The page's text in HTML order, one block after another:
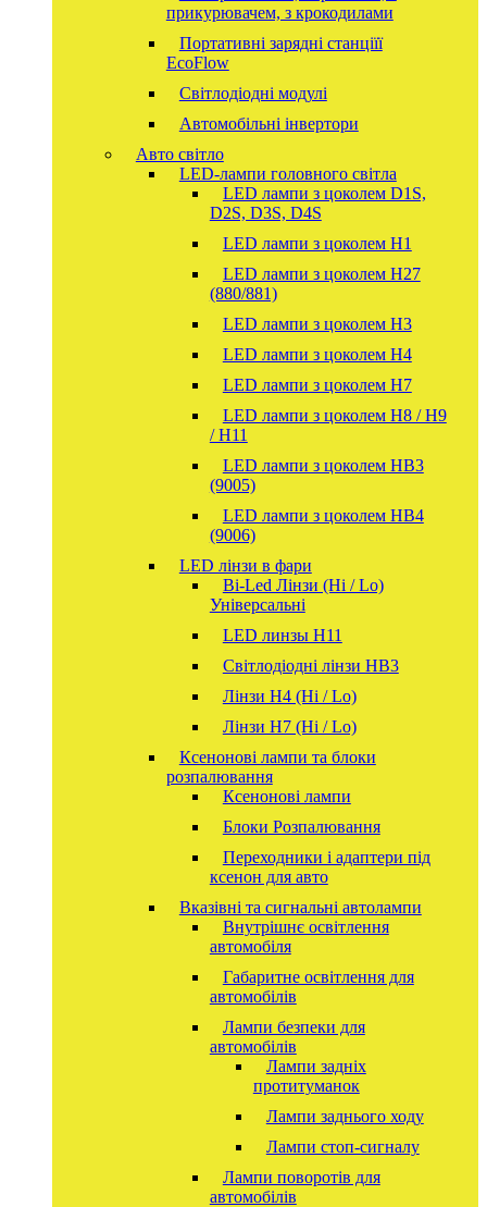
прикурювачем, з крокодилами
Портативні зарядні станціїї
EcoFlow
Світлодіодні модулі
Автомобільні інвертори
Авто світло
LED-лампи головного світла
LED лампи з цоколем D1S,
D2S, D3S, D4S
LED лампи з цоколем H1
LED лампи з цоколем H27
(880/881)
LED лампи з цоколем H3
LED лампи з цоколем H4
LED лампи з цоколем H7
LED лампи з цоколем H8 / H9
/ H11
LED лампи з цоколем HB3
(9005)
LED лампи з цоколем HB4
(9006)
LED лінзи в фари
Bi-Led Лінзи (Hi / Lo)
Універсальні
LED линзы H11
Світлодіодні лінзи HB3
Лінзи Н4 (Hi / Lo)
Лінзи Н7 (Hi / Lo)
Ксенонові лампи та блоки
розпалювання
Ксенонові лампи
Блоки Розпалювання
Переходники і адаптери під
ксенон для авто
Вказівні та сигнальні автолампи
Внутрішнє освітлення
автомобіля
Габаритне освітлення для
автомобілів
Лампи безпеки для
автомобілів
Лампи задніх
протитуманок
Лампи заднього ходу
Лампи стоп-сигналу
Лампи поворотів для
автомобілів